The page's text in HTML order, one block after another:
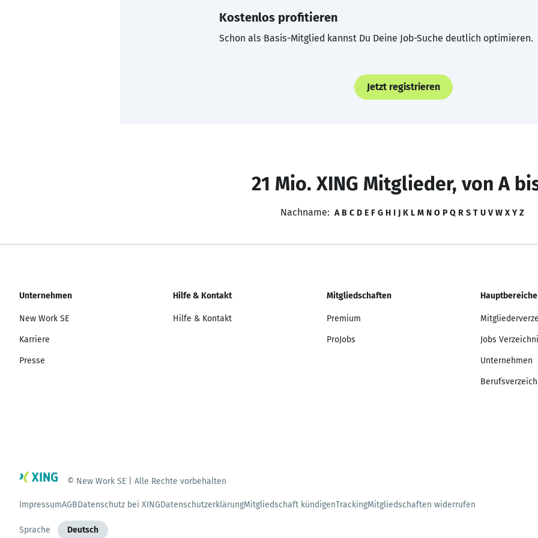
Kostenlos profitieren
Schon als Basis-Mitglied kannst Du Deine Job-Suche deutlich optimieren.
Jetzt registrieren
21 Mio. XING Mitglieder, von A
Nachname: A B C D E F G H I J K L M N O P Q R S T U V W X Y Z
Unternehmen
New Work SE
Karriere
Presse
Hilfe & Kontakt
Hilfe & Kontakt
Mitgliedschaften
Premium
ProJobs
Hauptbereiche
Jobs
Unternehmen
© New Work SE | Alle Rechte vorbehalten
ImpressumAGBDatenschutz bei XINGDatenschutzerklärungMitgliedschaft kündigenTrackingMitgliedschaften widerrufen
Sprache Deutsch